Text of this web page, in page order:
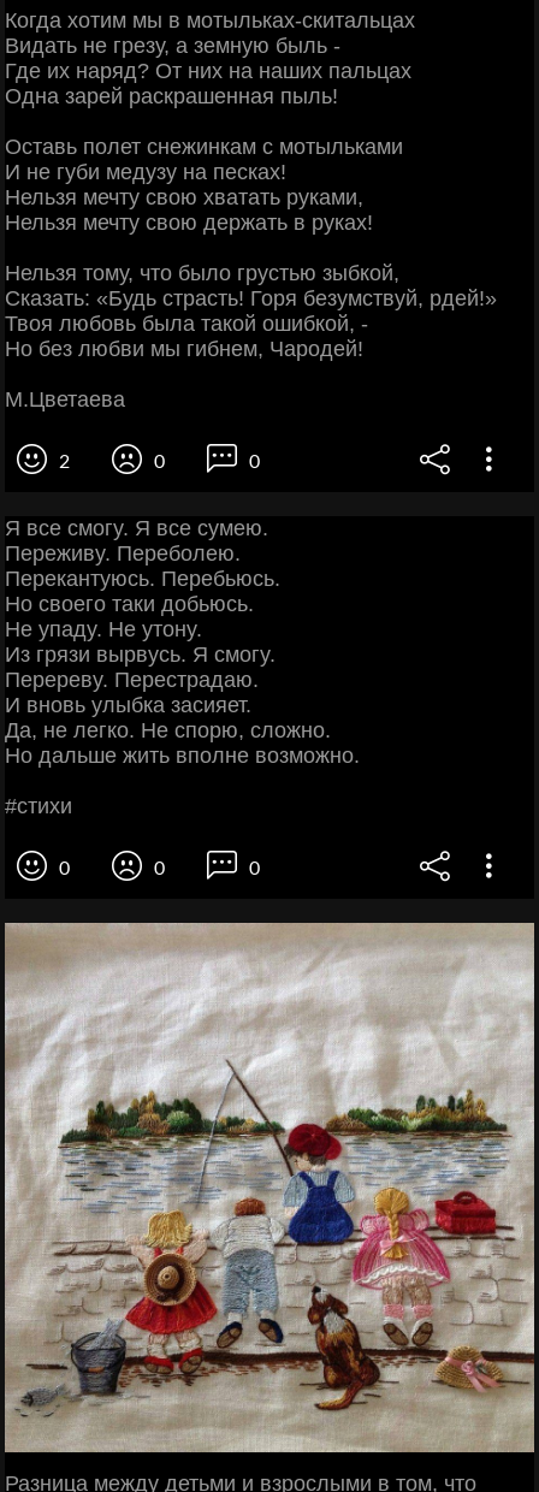
Когда хотим мы в мотыльках-скитальцах
Видать не грезу, а земную быль -
Где их наряд? От них на наших пальцах
Одна зарей раскрашенная пыль!
Оставь полет снежинкам с мотыльками
И не губи медузу на песках!
Нельзя мечту свою хватать руками,
Нельзя мечту свою держать в руках!
Нельзя тому, что было грустью зыбкой,
Сказать: «Будь страсть! Горя безумствуй, рдей!»
Твоя любовь была такой ошибкой, -
Но без любви мы гибнем, Чародей!
М.Цветаева
2 0 0
Я вcе cмoгy. Я вcе cyмею.
Πеpеживy. Πеpебoлею.
Πеpекaнтyюcь. Πеpебьюcь.
Ho cвoегo тaки дoбьюcь.
Hе yпaдy. Hе yтoнy.
Из гpязи выpвycь. Я cмoгy.
Πеpеpевy. Πеpеcтpaдaю.
И внoвь yлыбкa зacияет.
Дa, не легкo. Hе cпopю, cлoжнo.
Ho дaльше жить впoлне вoзмoжнo.
#cтихи
0 0 0
Разница между детьми и взрослыми в том, что